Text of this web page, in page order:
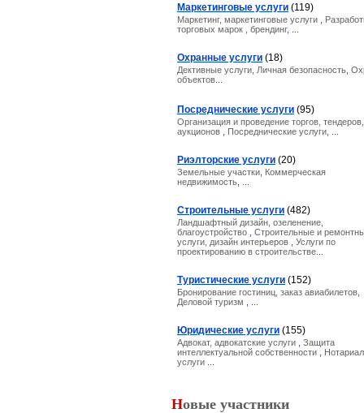
Маркетинговые услуги (119)
Маркетинг, маркетинговые услуги
торговых марок , брендинг, ...
Охранные услуги (18)
Дективные услуги Личная безопасность
объектов
Посреднические услуги (95)
Организация и проведение торгов, тендеров,
аукционов
Посреднические услуги
Риэлторские услуги (20)
Земельные участки Коммерческая
недвижимость
Строительные услуги (482)
Ландшафтный дизайн, озеленение,
благоустройство
Строительные и
услуги, дизайн интерьеров
Услуги по
проектированию в строительстве
Туристические услуги (152)
Бронирование гостиниц, заказ авиабилетов
Деловой туризм
Юридические услуги (155)
Адвокат, адвокатские услуги
Защита
интеллектуальной собственности
услуги
Новые участники